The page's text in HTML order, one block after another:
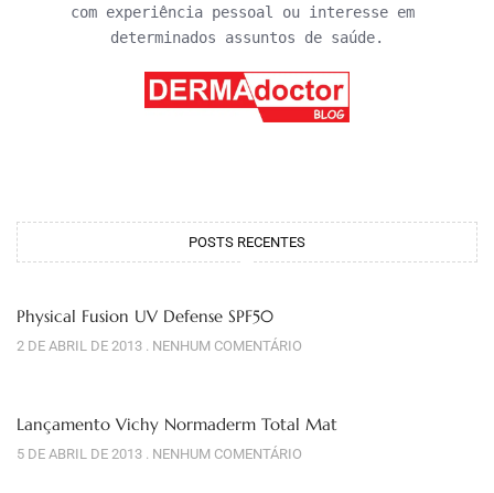
com experiência pessoal ou interesse em
determinados assuntos de saúde.
POSTS RECENTES
Physical Fusion UV Defense SPF50
2 DE ABRIL DE 2013 NENHUM COMENTÁRIO
Lançamento Vichy Normaderm Total Mat
5 DE ABRIL DE 2013 NENHUM COMENTÁRIO